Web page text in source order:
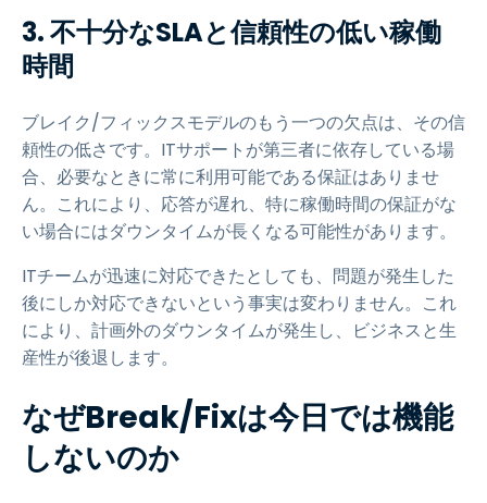
3. 不十分なSLAと信頼性の低い稼働
時間
ブレイク/フィックスモデルのもう一つの欠点は、その信
頼性の低さです。ITサポートが第三者に依存している場
合、必要なときに常に利用可能である保証はありませ
ん。これにより、応答が遅れ、特に稼働時間の保証がな
い場合にはダウンタイムが長くなる可能性があります。
ITチームが迅速に対応できたとしても、問題が発生した
後にしか対応できないという事実は変わりません。これ
により、計画外のダウンタイムが発生し、ビジネスと生
産性が後退します。
なぜBreak/Fixは今日では機能
しないのか